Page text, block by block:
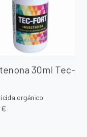
30ml Tec-
orgánico
€